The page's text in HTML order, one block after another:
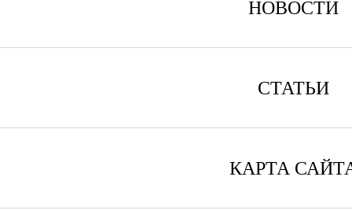
НОВОСТИ
СТАТЬИ
КАРТА